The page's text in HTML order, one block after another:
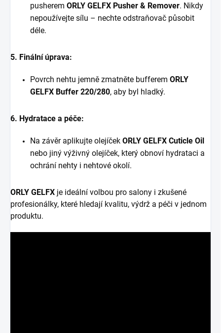
pusherem ORLY GELFX Pusher & Remover. Nikdy
nepoužívejte sílu – nechte odstraňovač působit
déle.
5. Finální úprava:
Povrch nehtu jemně zmatněte bufferem ORLY
GELFX Buffer 220/280, aby byl hladký.
6. Hydratace a péče:
Na závěr aplikujte olejíček ORLY GELFX Cuticle Oil
nebo jiný výživný olejíček, který obnoví hydrataci a
ochrání nehty i nehtové okolí.
ORLY GELFX je ideální volbou pro salony i zkušené
profesionálky, které hledají kvalitu, výdrž a péči v jednom
produktu.